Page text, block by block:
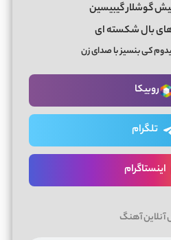
گوشلار گیبیسین
های بال شکسته ای
کی بنسیز با صدای زن
روبیکا
تلگرام
اینستاگرام
آهنگ